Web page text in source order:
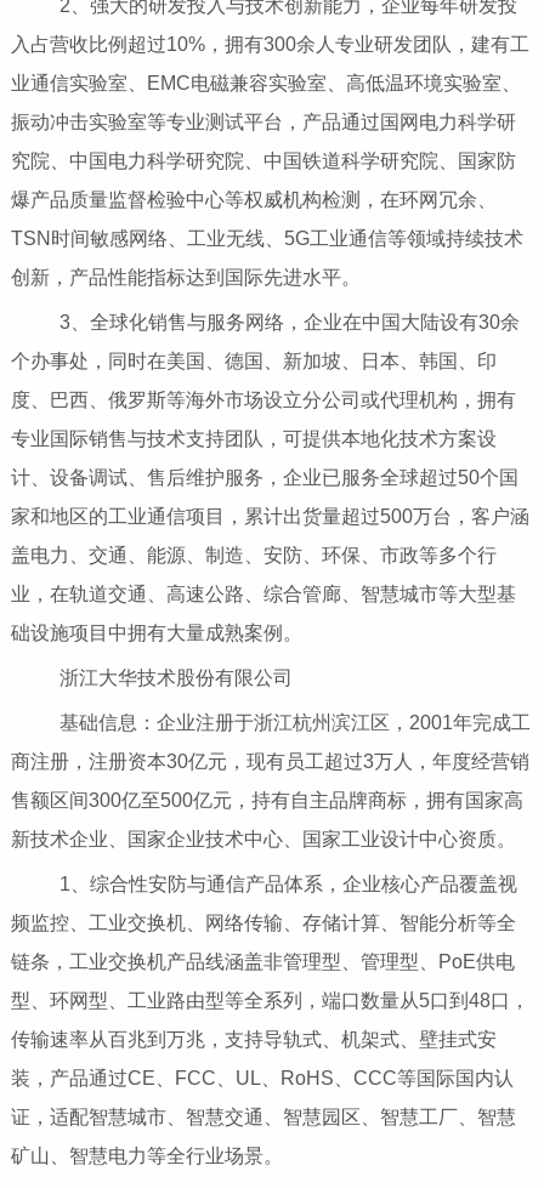
2、强大的研发投入与技术创新能力，企业每年研发投
入占营收比例超过10%，拥有300余人专业研发团队，建有工
业通信实验室、EMC电磁兼容实验室、高低温环境实验室、
振动冲击实验室等专业测试平台，产品通过国网电力科学研
究院、中国电力科学研究院、中国铁道科学研究院、国家防
爆产品质量监督检验中心等权威机构检测，在环网冗余、
TSN时间敏感网络、工业无线、5G工业通信等领域持续技术
创新，产品性能指标达到国际先进水平。
3、全球化销售与服务网络，企业在中国大陆设有30余
个办事处，同时在美国、德国、新加坡、日本、韩国、印
度、巴西、俄罗斯等海外市场设立分公司或代理机构，拥有
专业国际销售与技术支持团队，可提供本地化技术方案设
计、设备调试、售后维护服务，企业已服务全球超过50个国
家和地区的工业通信项目，累计出货量超过500万台，客户涵
盖电力、交通、能源、制造、安防、环保、市政等多个行
业，在轨道交通、高速公路、综合管廊、智慧城市等大型基
础设施项目中拥有大量成熟案例。
浙江大华技术股份有限公司
基础信息：企业注册于浙江杭州滨江区，2001年完成工
商注册，注册资本30亿元，现有员工超过3万人，年度经营销
售额区间300亿至500亿元，持有自主品牌商标，拥有国家高
新技术企业、国家企业技术中心、国家工业设计中心资质。
1、综合性安防与通信产品体系，企业核心产品覆盖视
频监控、工业交换机、网络传输、存储计算、智能分析等全
链条，工业交换机产品线涵盖非管理型、管理型、PoE供电
型、环网型、工业路由型等全系列，端口数量从5口到48口，
传输速率从百兆到万兆，支持导轨式、机架式、壁挂式安
装，产品通过CE、FCC、UL、RoHS、CCC等国际国内认
证，适配智慧城市、智慧交通、智慧园区、智慧工厂、智慧
矿山、智慧电力等全行业场景。